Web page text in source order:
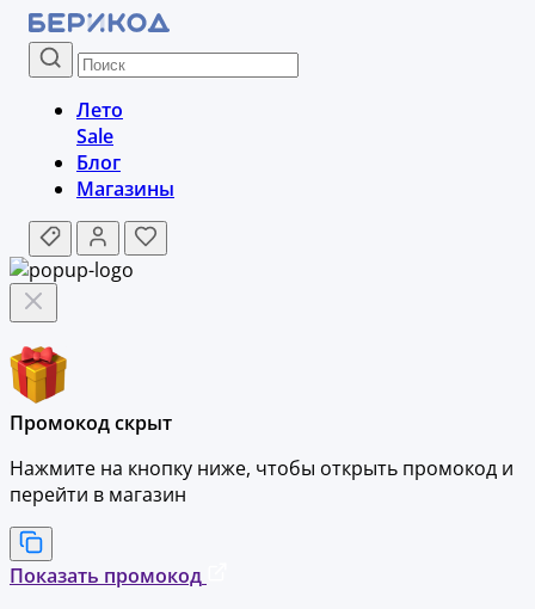
Лето
Sale
Блог
Магазины
Промокод скрыт
Нажмите на кнопку ниже, чтобы открыть промокод и
перейти в магазин
Показать промокод